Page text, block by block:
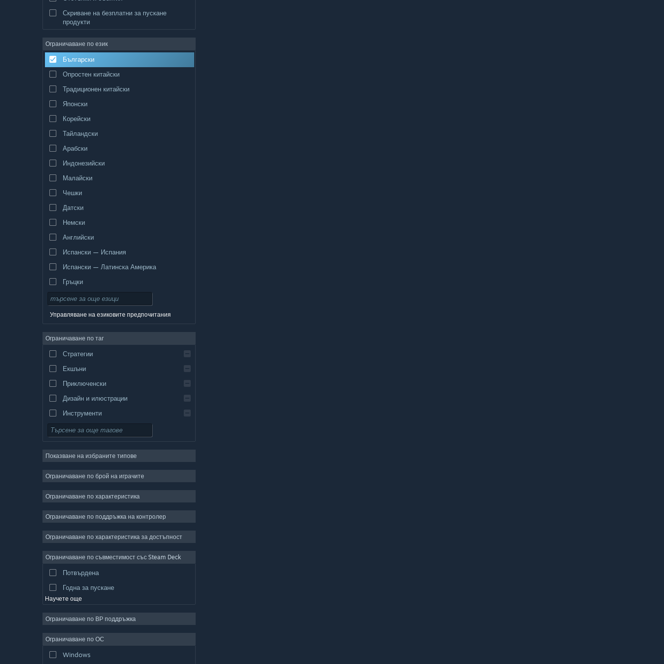
Скриване на безплатни за пускане
продукти
Ограничаване по език
Български
Опростен китайски
Традиционен китайски
Японски
Корейски
Тайландски
Арабски
Индонезийски
Малайски
Чешки
Датски
Немски
Английски
Испански — Испания
Испански — Латинска Америка
Гръцки
Управляване на езиковите предпочитания
Ограничаване по таг
Стратегии
Екшъни
Приключенски
Дизайн и илюстрации
Инструменти
Безплатни за пускане
Масивни мрежови
Независими
Неангажиращи
Симулации
Видео продукция
Редактор на снимки
Показване на избраните типове
Ограничаване по брой на играчите
Ограничаване по характеристика
Ограничаване по поддръжка на контролер
Ограничаване по характеристика за достъпност
Ограничаване по съвместимост със Steam Deck
Потвърдена
Годна за пускане
Научете още
Ограничаване по ВР поддръжка
Ограничаване по ОС
Windows